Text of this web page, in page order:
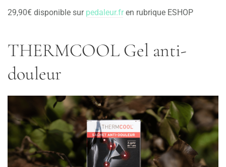
29,90€ disponible sur pedaleur.fr en rubrique ESHOP
THERMCOOL Gel anti-
douleur